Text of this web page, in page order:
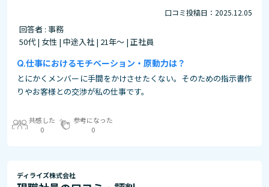
口コミ投稿日：2025.12.05
回答者 : 事務
50代 | 女性 | 中途入社 | 21年～ | 正社員
仕事におけるモチベーション・原動力は？
とにかくメンバーに手間をかけさせたくない。そのための指示書作
りやお客様との交渉が私の仕事です。
共感した
0
参考になった
0
ディライズ株式会社